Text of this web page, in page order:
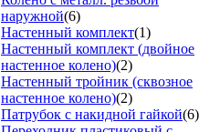
наружной(6)
Настенный комплект(1)
Настенный комплект (двойное
настенное колено)(2)
Настенный тройник (сквозное
настенное колено)(2)
Патрубок с накидной гайкой(6)